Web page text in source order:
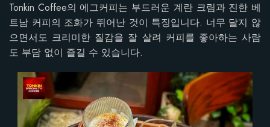
Tonkin Coffee의 에그커피는 부드러운 계란 크림과 진한 베
트남 커피의 조화가 뛰어난 것이 특징입니다. 너무 달지 않
으면서도 크리미한 질감을 잘 살려 커피를 좋아하는 사람
도 부담 없이 즐길 수 있습니다.